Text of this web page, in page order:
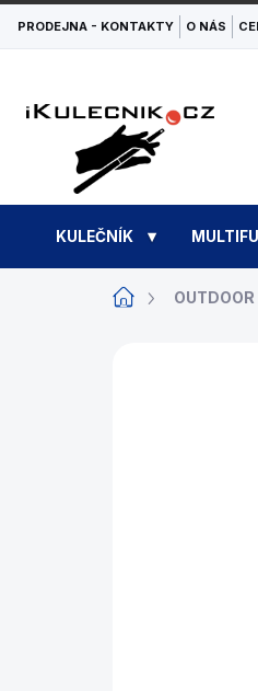
Přejít
obsah
PRODEJNA - KONTAKTY O NÁS
KULEČNÍK
Domů